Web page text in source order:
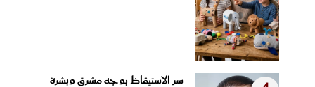
سر الاستيقاظ بوجه مشرق وبشرة